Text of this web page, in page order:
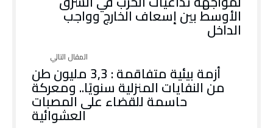
الأوسط بين إسعاف الخارج وواجب
الداخل
أزمة بيئية متفاقمة : 3,3 مليون طن
من النفايات المنزلية سنويًا.. ومعركة
حاسمة للقضاء على المصبات
العشوائية